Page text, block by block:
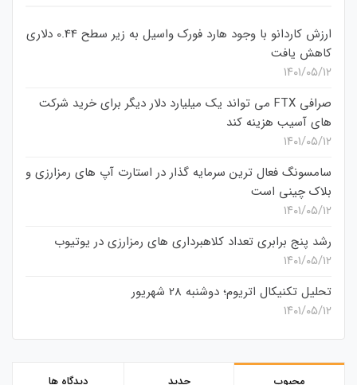
ارزش کاردانو با وجود هارد فورک واسیل به زیر سطح 0.44 دلاری
کاهش یافت
۱۴۰۱/۰۵/۱۲
صرافی FTX می تواند یک میلیارد دلار دیگر برای خرید شرکت
های آسیب هزینه کند
۱۴۰۱/۰۵/۱۲
سامسونگ فعال‌ ترین سرمایه‌ گذار در استارت‌ آپ‌ های رمزارزی و
بلاک چینی است
۱۴۰۱/۰۵/۱۲
رشد پنج برابری تعداد کلاهبرداری های رمزارزی در یوتیوب
۱۴۰۱/۰۵/۱۲
تحلیل تکنیکال اتریوم؛ دوشنبه 28 شهریور
۱۴۰۱/۰۵/۱۲
محبوب جدید دیدگاه ها